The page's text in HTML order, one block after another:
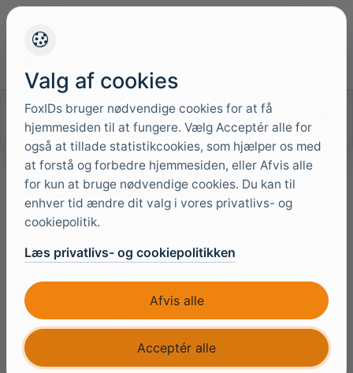
Søg i dokumentationen
SMS-udbyder
Access URL, Gateway API, Smstools og Telia SMS
SMS-udbyder i
hvert environment
FoxIDs site-konfigurationen.
FoxIDs sender SMS-beskeder til brugere med
verifikationskoder, passwordless login og multi-faktor-
Valg af cookies
FoxIDs bruger nødvendige cookies for at få
hjemmesiden til at fungere. Vælg Acceptér alle for
også at tillade statistikcookies, som hjælper os med
at forstå og forbedre hjemmesiden, eller Afvis alle
for kun at bruge nødvendige cookies. Du kan til
enhver tid ændre dit valg i vores privatlivs- og
cookiepolitik.
Læs privatlivs- og cookiepolitikken
Afvis alle
Acceptér alle